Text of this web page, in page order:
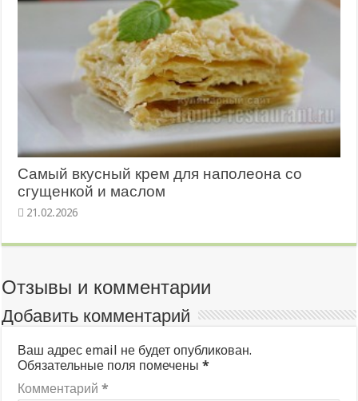
Самый вкусный крем для наполеона со
сгущенкой и маслом
21.02.2026
Отзывы и комментарии
Добавить комментарий
Ваш адрес email не будет опубликован.
Обязательные поля помечены*
Комментарий*